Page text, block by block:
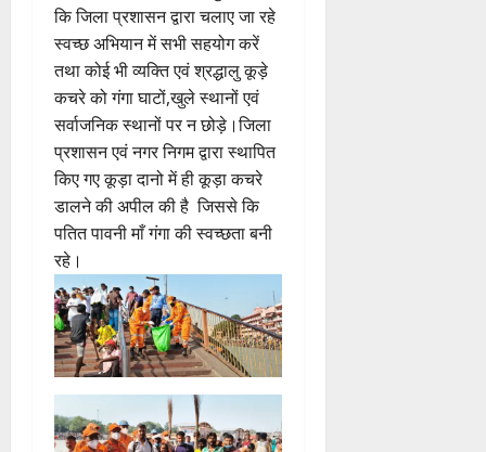
कि जिला प्रशासन द्वारा चलाए जा रहे
स्वच्छ अभियान में सभी सहयोग करें
तथा कोई भी व्यक्ति एवं श्रद्धालु कूड़े
कचरे को गंगा घाटों,खुले स्थानों एवं
सर्वाजनिक स्थानों पर न छोड़े।जिला
प्रशासन एवं नगर निगम द्वारा स्थापित
किए गए कूड़ा दानो में ही कूड़ा कचरे
डालने की अपील की है जिससे कि
पतित पावनी माँ गंगा की स्वच्छता बनी
रहे।